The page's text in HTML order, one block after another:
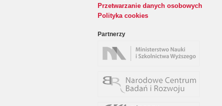
Przetwarzanie danych osobowych
Polityka cookies
Partnerzy